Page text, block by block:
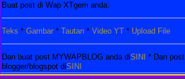
Buat post di Wap XTgem anda:
Teks * Gambar * Tautan * Video YT * Upload File
Dan buat post MYWAPBLOG anda diSINI * Dan post
blogger/blogspot diSINI